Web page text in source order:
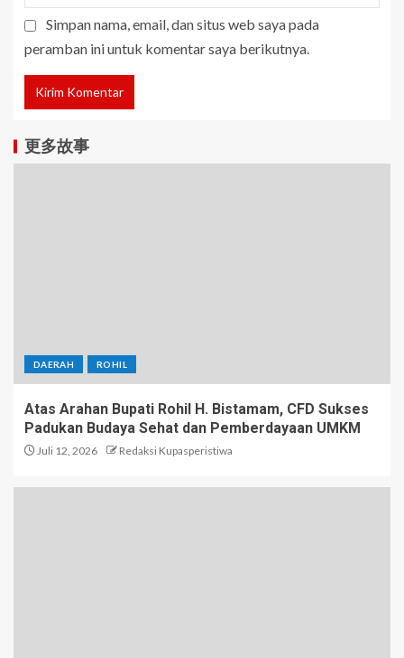
Simpan nama, email, dan situs web saya pada
peramban ini untuk komentar saya berikutnya.
更多故事
DAERAH ROHIL
Atas Arahan Bupati Rohil H. Bistamam, CFD Sukses
Padukan Budaya Sehat dan Pemberdayaan UMKM
Juli 12, 2026 Redaksi Kupasperistiwa